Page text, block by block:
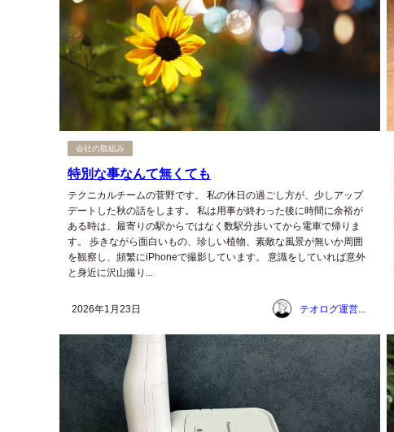
会社の取組み
特別な事なんて無くても
テクニカルチームの菅野です。 私の休日の過ごし方が、少しアップ
デートした秋の話をします。 私は用事が終わった後に時間に余裕が
ある時は、最寄りの駅からではなく数駅分歩いてから電車で帰りま
す。 歩きながら面白いもの、珍しい植物、素敵な風景が無いか周囲
を観察し、頻繁にiPhoneで撮影しています。 意識をしていれば意外
と身近に沢山撮り...
2026年1月23日 テオログ運営チーム